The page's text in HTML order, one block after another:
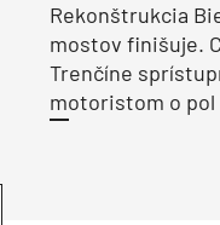
Rekonštrukcia
mostov finišuje.
Trenčíne
motoristom o pol